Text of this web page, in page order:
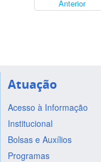
Anterior
Atuação
Acesso à Informação
Institucional
Bolsas e Auxílios
Programas